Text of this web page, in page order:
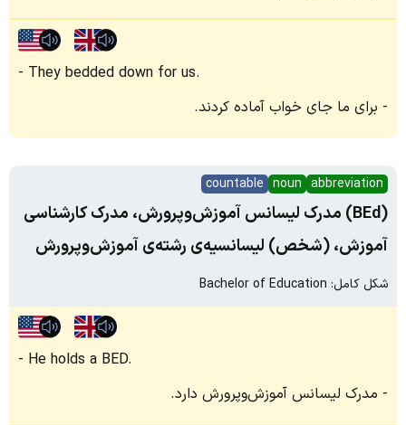
They bedded down for us.
برای ما جای خواب آماده کردند.
abbreviation
noun
countable
(BEd) مدرک لیسانس آموزش‌و‌پرورش، مدرک کارشناسی
آموزش، (شخص) لیسانسیه‌ی رشته‌ی آموزش‌و‌پرورش
شکل کامل: Bachelor of Education
He holds a BED.
مدرک لیسانس آموزش‌و‌پرورش دارد.